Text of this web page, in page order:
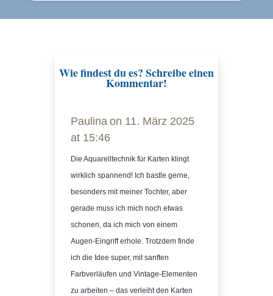
Wie findest du es? Schreibe einen
Kommentar!
Paulina on 11. März 2025
at 15:46
Die Aquarelltechnik für Karten klingt
wirklich spannend! Ich bastle gerne,
besonders mit meiner Tochter, aber
gerade muss ich mich noch etwas
schonen, da ich mich von einem
Augen-Eingriff erhole. Trotzdem finde
ich die Idee super, mit sanften
Farbverläufen und Vintage-Elementen
zu arbeiten – das verleiht den Karten